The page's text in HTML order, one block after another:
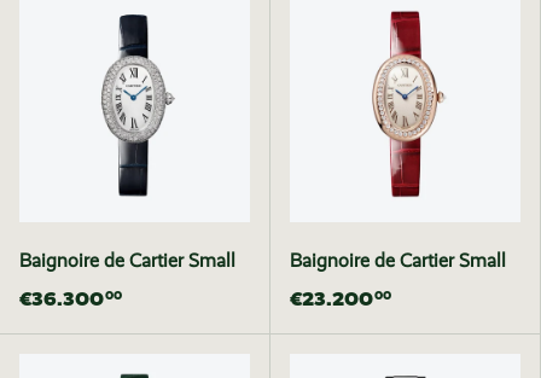
Baignoire de Cartier Small
€36.30000
Baignoire de Cartier Small
€23.20000